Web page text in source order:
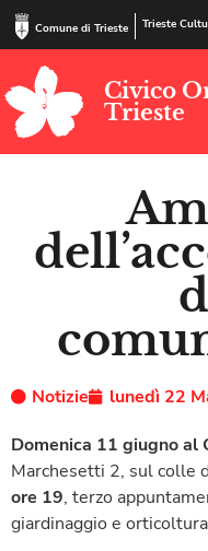
Comune di Trieste Trieste
Civico
Trieste
Notizie
lunedì 22
Domenica 11 giugno al
Marchesetti 2, sul colle
ore 19, terzo
giardinaggio e orticoltura